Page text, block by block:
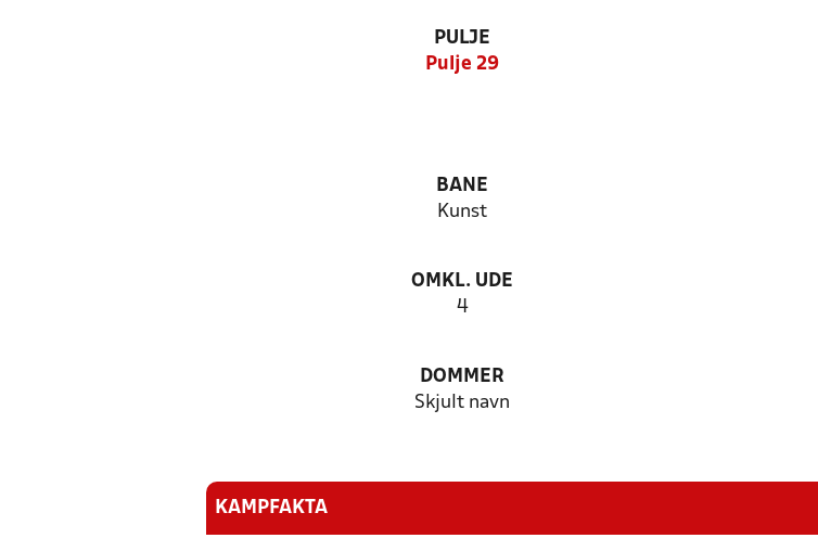
PULJE
Pulje 29
BANE
Kunst
OMKL. UDE
4
DOMMER
Skjult navn
KAMPFAKTA